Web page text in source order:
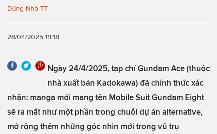
Dũng Nhỏ TT
28/04/2025 19:18
Ngày 24/4/2025, tạp chí Gundam Ace (thuộc
nhà xuất bản Kadokawa) đã chính thức xác
nhận: manga mới mang tên Mobile Suit Gundam Eight
sẽ ra mắt như một phần trong chuỗi dự án alternative,
mở rộng thêm những góc nhìn mới trong vũ trụ